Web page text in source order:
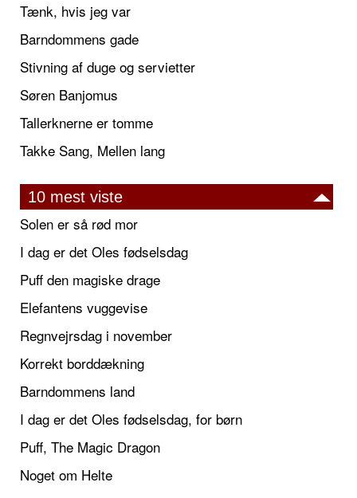
Tænk, hvis jeg var
Barndommens gade
Stivning af duge og servietter
Søren Banjomus
Tallerknerne er tomme
Takke Sang, Mellen lang
10 mest viste
Solen er så rød mor
I dag er det Oles fødselsdag
Puff den magiske drage
Elefantens vuggevise
Regnvejrsdag i november
Korrekt borddækning
Barndommens land
I dag er det Oles fødselsdag, for børn
Puff, The Magic Dragon
Noget om Helte